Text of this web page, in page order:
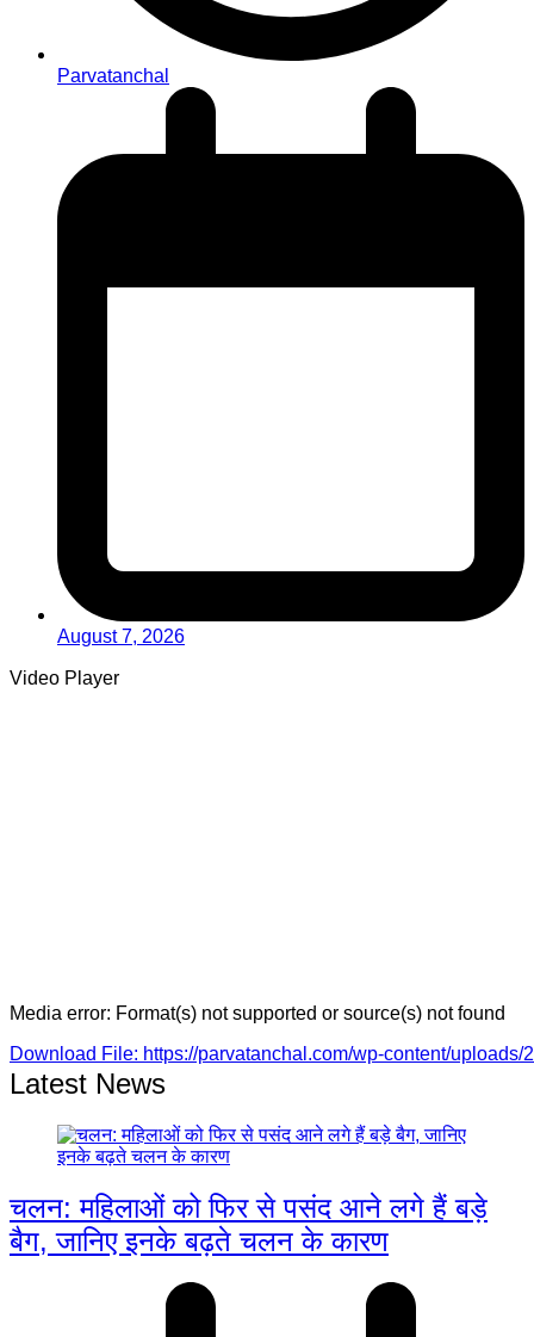
Parvatanchal
August 7, 2026
Video Player
Media error: Format(s) not supported or source(s) not found
Download File: https://parvatanchal.com/wp-content/
Latest News
चलन: महिलाओं को फिर से पसंद आने लगे हैं बड़े
बैग, जानिए इनके बढ़ते चलन के कारण